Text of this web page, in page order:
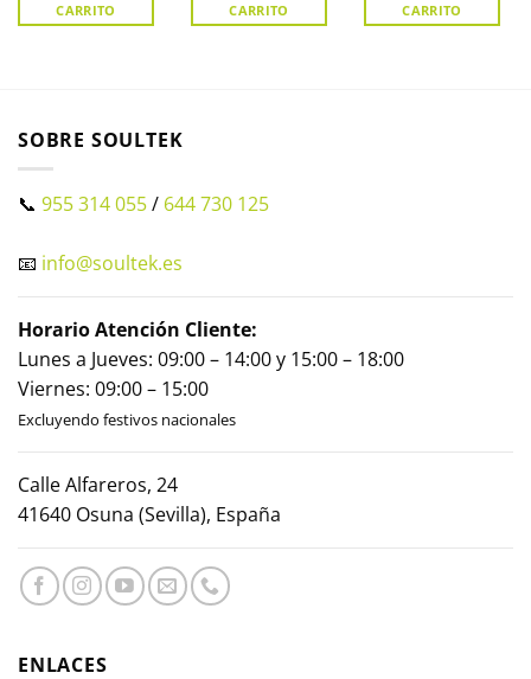
CARRITO
CARRITO
CARRITO
SOBRE SOULTEK
📞 955 314 055/ 644 730 125
📧 info@soultek.es
Horario Atención Cliente:
Lunes a Jueves: 09:00 – 14:00 y 15:00 – 18:00
Viernes: 09:00 – 15:00
Excluyendo festivos nacionales
Calle Alfareros, 24
41640 Osuna (Sevilla), España
ENLACES